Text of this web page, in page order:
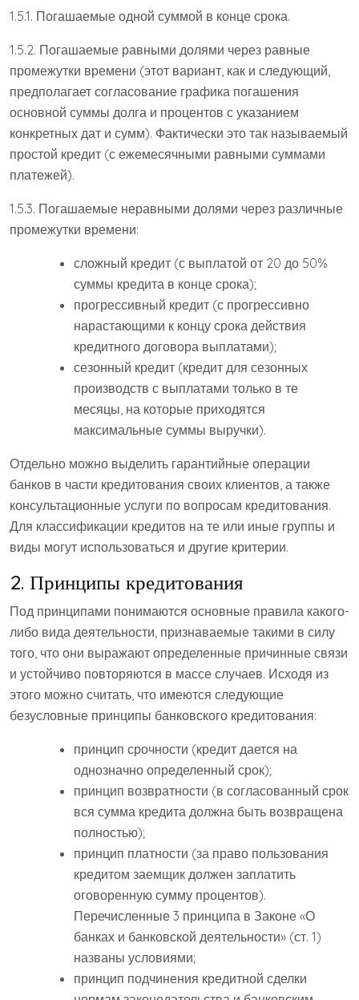
1.5.1. Погашаемые одной суммой в конце срока.
1.5.2. Погашаемые равными долями через равные
промежутки времени (этот вариант, как и следующий,
предполагает согласование графика погашения
основной суммы долга и процентов с указанием
конкретных дат и сумм). Фактически это так называемый
простой кредит (с ежемесячными равными суммами
платежей).
1.5.3. Погашаемые неравными долями через различные
промежутки времени:
сложный кредит (с выплатой от 20 до 50%
суммы кредита в конце срока);
прогрессивный кредит (с прогрессивно
нарастающими к концу срока действия
кредитного договора выплатами);
сезонный кредит (кредит для сезонных
производств с выплатами только в те
месяцы, на которые приходятся
максимальные суммы выручки).
Отдельно можно выделить гарантийные операции
банков в части кредитования своих клиентов, а также
консультационные услуги по вопросам кредитования.
Для классификации кредитов на те или иные группы и
виды могут использоваться и другие критерии.
2. Принципы кредитования
Под принципами понимаются основные правила какого-
либо вида деятельности, признаваемые такими в силу
того, что они выражают определенные причинные связи
и устойчиво повторяются в массе случаев. Исходя из
этого можно считать, что имеются следующие
безусловные принципы банковского кредитования:
принцип срочности (кредит дается на
однозначно определенный срок);
принцип возвратности (в согласованный срок
вся сумма кредита должна быть возвращена
полностью);
принцип платности (за право пользования
кредитом заемщик должен заплатить
оговоренную сумму процентов).
Перечисленные 3 принципа в Законе «О
банках и банковской деятельности» (ст. 1)
названы условиями;
принцип подчинения кредитной сделки